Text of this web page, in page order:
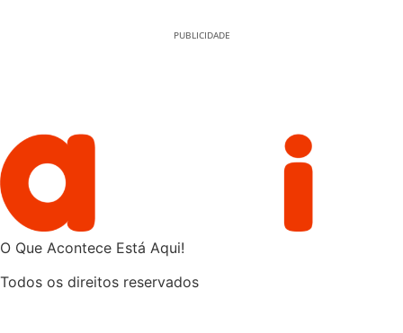
PUBLICIDADE
O Que Acontece Está Aqui!
Todos os direitos reservados